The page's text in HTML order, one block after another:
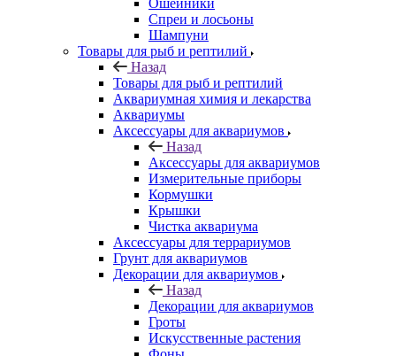
Ошейники
Спреи и лосьоны
Шампуни
Товары для рыб и рептилий
Назад
Товары для рыб и рептилий
Аквариумная химия и лекарства
Аквариумы
Аксессуары для аквариумов
Назад
Аксессуары для аквариумов
Измерительные приборы
Кормушки
Крышки
Чистка аквариума
Аксессуары для террариумов
Грунт для аквариумов
Декорации для аквариумов
Назад
Декорации для аквариумов
Гроты
Искусственные растения